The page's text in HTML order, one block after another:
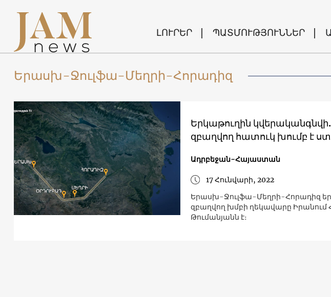
ԼՈՒՐԵՐ ՊԱՏՄՈՒԹՅՈՒՆՆԵՐ
Երասխ-Ջուլֆա-Մեղրի-Հորադիզ
Երկաթուղին
զբաղվող հատուկ խումբ է
Ադրբեջան-Հայաստան
17 Հունվարի, 2022
Երասխ-Ջուլֆա-Մեղրի-Հորադիզ
զբաղվող խմբի ղեկավարը
Թումանյանն է։